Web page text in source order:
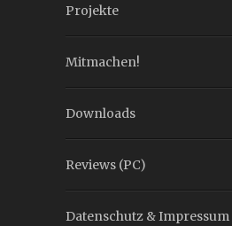
Projekte
Mitmachen!
Downloads
Reviews (PC)
Datenschutz & Impressum